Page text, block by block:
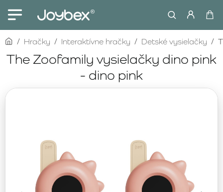
The Zoofamily vysielačky dino pink
- dino pink
homeHračky Interaktívne hračky Detské vysielačky